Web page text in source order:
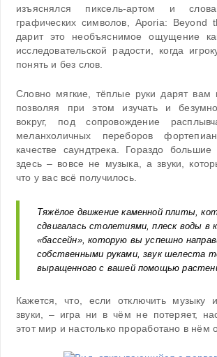
изъяснялся пиксель-артом и
графических символов, Aporia: Beyond
дарит это необъяснимое ощущение
исследовательской радости, когда
понять и без слов.
Словно мягкие, тёплые руки дарят вам
позволяя при этом изучать и
вокруг, под сопровождение
меланхоличных переборов
качестве саундтрека. Гораздо
здесь – вовсе не музыка, а звуки,
что у вас всё получилось.
Тяжёлое движение каменной плиты,
сдвигалась столетиями, плеск воды в
«бассейн», которую вы успешно
собственными руками, звук шелеста
выращенного с вашей помощью
Кажется, что, если отключить музыку
звуки, – игра ни в чём не потеряет,
этот мир и настолько проработано в нём